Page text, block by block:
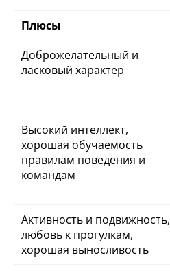
Плюсы
Доброжелательный и
ласковый характер
Высокий интеллект,
хорошая обучаемость
правилам поведения и
командам
Активность и подвижность,
любовь к прогулкам,
хорошая выносливость